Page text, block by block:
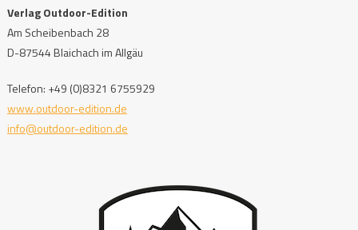
Verlag Outdoor-Edition
Am Scheibenbach 28
D-87544 Blaichach im Allgäu
Telefon: +49 (0)8321 6755929
www.outdoor-edition.de
info@outdoor-edition.de